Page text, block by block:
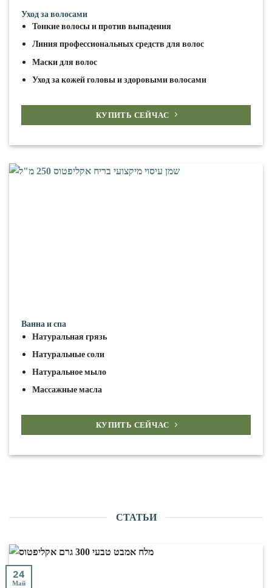
Уход за волосами
Тонкие волосы и против выпадения
Линия профессиональных средств для волос
Маски для волос
Уход за кожей головы и здоровыми волосами
КУПИТЬ СЕЙЧАС
Ванна и спа
Натуральная грязь
Натуральные соли
Натуральное мыло
Массажные масла
КУПИТЬ СЕЙЧАС
СТАТЬИ
24
Май